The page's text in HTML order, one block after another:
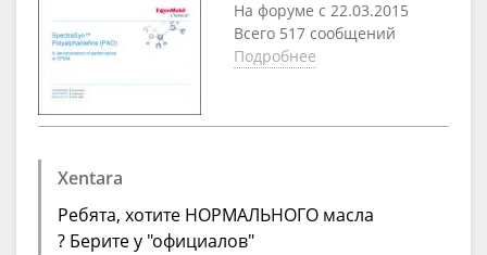
На форуме с 22.03.2015
Всего 517 сообщений
Подробнее
Xentara
Ребята, хотите НОРМАЛЬНОГО масла
? Берите у "официалов"